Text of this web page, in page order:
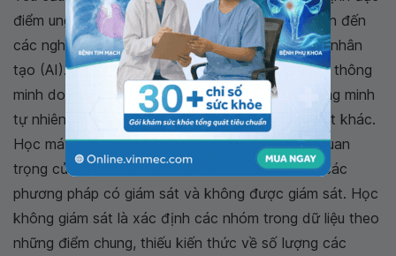
điểm ung thư thực quản sớm hiệu quả hơn đã dẫn đến
các nghiên cứu chuyên sâu trong lĩnh vực trí tuệ nhân
tạo (AI). Điều này có thể được xác định bằng trí thông
minh do máy móc thiết lập trái ngược với trí thông minh
tự nhiên được hiển thị bởi con người và động vật khác.
Học máy (ML) và học sâu (DL) là những phần quan
trọng của AI. Học máy có thể được chia thành các
phương pháp có giám sát và không được giám sát. Học
không giám sát là xác định các nhóm trong dữ liệu theo
những điểm chung, thiếu kiến ​​thức về số lượng các